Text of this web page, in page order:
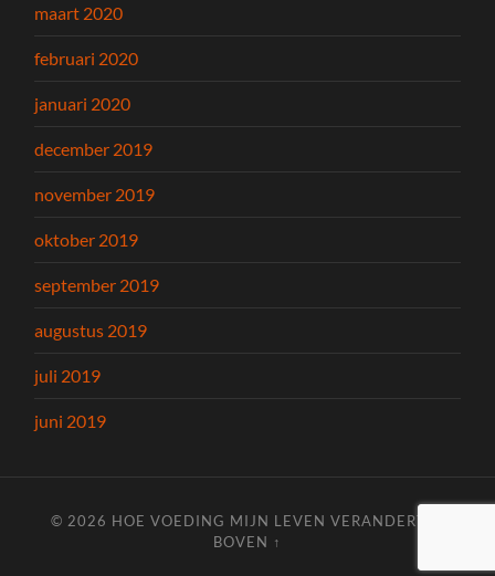
maart 2020
februari 2020
januari 2020
december 2019
november 2019
oktober 2019
september 2019
augustus 2019
juli 2019
juni 2019
© 2026 HOE VOEDING MIJN LEVEN VERANDERT
BOVEN ↑